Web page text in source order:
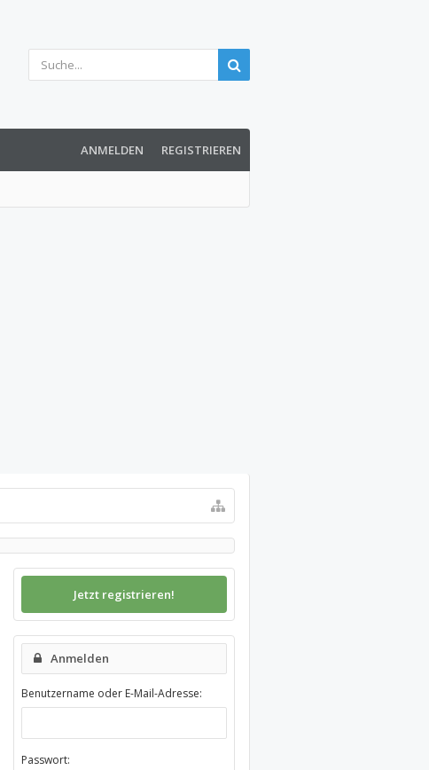
ANMELDEN REGISTRIEREN
Jetzt registrieren!
Anmelden
Benutzername oder E-Mail-Adresse:
Passwort: